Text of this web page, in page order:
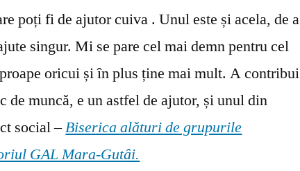
poți fi de ajutor cuiva . Unul este și acela, de a
singur. Mi se pare cel mai demn pentru cel
oricui și în plus ține mai mult. A contribui
de muncă, e un astfel de ajutor, și unul din
social –Biserica alături de grupurile
GAL Mara-Gutâi.